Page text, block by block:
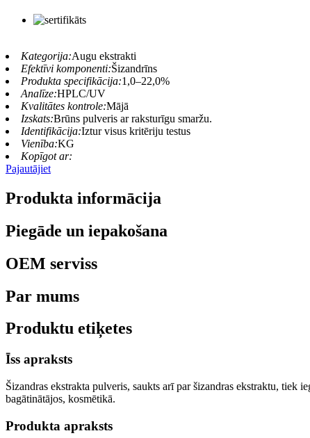
Kategorija:Augu ekstrakti
Efektīvi komponenti:Šizandrīns
Produkta specifikācija:1,0–22,0%
Analīze:HPLC/UV
Kvalitātes kontrole:Mājā
Izskats:Brūns pulveris ar raksturīgu smaržu.
Identifikācija:Iztur visus kritēriju testus
Vienība:KG
Kopīgot ar:
Pajautājiet
Produkta informācija
Piegāde un iepakošana
OEM serviss
Par mums
Produktu etiķetes
Īss apraksts
Šizandras ekstrakta pulveris, saukts arī par šizandras ekstraktu, tiek
bagātinātājos, kosmētikā.
Produkta apraksts